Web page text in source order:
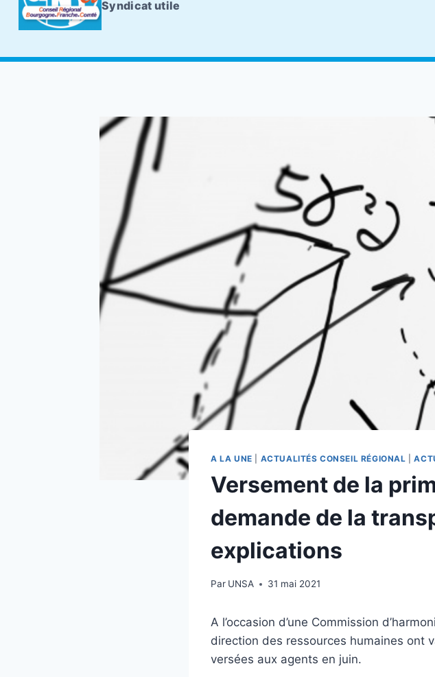
Syndicat utile
A LA UNE ACTUALITÉS CONSEIL RÉGIONAL |
Versement de la
demande de la
explications
Par UNSA 31 mai 2021
A l’occasion d’une Commission
direction des ressources humaines ont
versées aux agents en juin.